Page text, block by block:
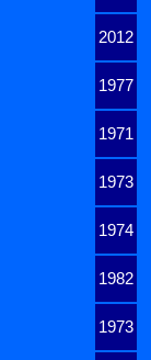
2012
1977
1971
1973
1974
1982
1973